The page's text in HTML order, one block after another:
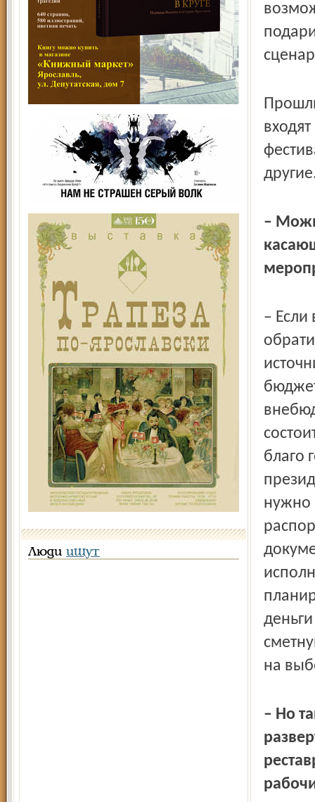
Люди ищут
–
– Если
благо
нужно
на
– Но